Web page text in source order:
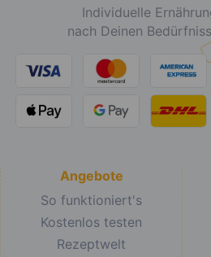
Individuelle
nach Deinen
Angebote
So funktioniert's
Kostenlos testen
Rezeptwelt